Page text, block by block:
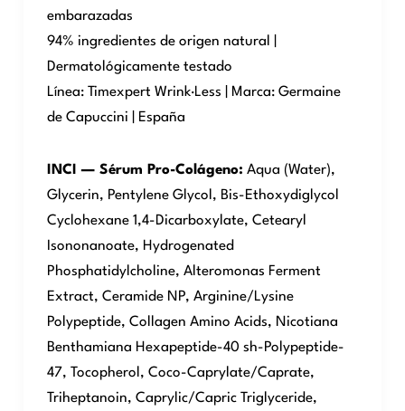
embarazadas
94% ingredientes de origen natural |
Dermatológicamente testado
Línea: Timexpert Wrink·Less | Marca: Germaine
de Capuccini | España
INCI — Sérum Pro-Colágeno: Aqua (Water),
Glycerin, Pentylene Glycol, Bis-Ethoxydiglycol
Cyclohexane 1,4-Dicarboxylate, Cetearyl
Isononanoate, Hydrogenated
Phosphatidylcholine, Alteromonas Ferment
Extract, Ceramide NP, Arginine/Lysine
Polypeptide, Collagen Amino Acids, Nicotiana
Benthamiana Hexapeptide-40 sh-Polypeptide-
47, Tocopherol, Coco-Caprylate/Caprate,
Triheptanoin, Caprylic/Capric Triglyceride,